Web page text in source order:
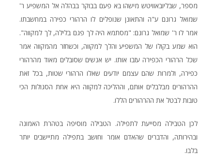
מספר, שבליובאוויטש מישהו בא פעם בבוקר בבהלה אל המשפיע ר'
שמואל גרונם ע"ה והתאונן שנופלים לו הרהורי כפירה במחשבתו.
אמר לו ר' שמואל גרונם: "מסתמא היה לך פגם בלילה, לך למקווה".
הוא שמע בקולו של המשפיע והלך למקווה, וכשחזר מהמקווה אמר
שכל הרהורי הכפירה עזבו אותו. יש אנשים שסובלים מאוד מהרהורי
כפירה, ולמרות שהם עצמם יודעים שאלו הרהורי שטות, בכל זאת
ההרהורים מבלבלים אותם, וההליכה למקווה היא אחת הסגולות הכי
טובות לבטל את ההרהורים הללו.
לכן הטבילה מסייעת לתפילה. הטבילה מוסיפה בטהרת האמונה
ובהירותה, והדברים שהאדם אומר וחושב בתפילה מתיישבים יותר
בלבו.